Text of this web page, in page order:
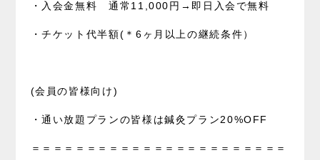
・入会金無料 通常11,000円→即日入会で無料
・チケット代半額(＊6ヶ月以上の継続条件）
(会員の皆様向け)
・通い放題プランの皆様は鍼灸プラン20%OFF
＝＝＝＝＝＝＝＝＝＝＝＝＝＝＝＝＝＝＝＝＝＝＝